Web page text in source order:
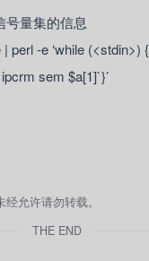
号量集的信息
perl -e ‘while (<stdin>) {
sem $a[1]`}’
允许请勿转载。
THE END